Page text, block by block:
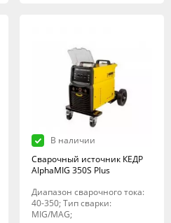
В наличии
Сварочный источник КЕДР
AlphaMIG 350S Plus
Диапазон сварочного тока:
40-350; Тип сварки:
MIG/MAG;